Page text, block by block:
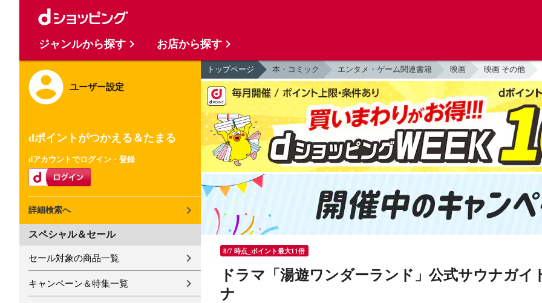
ユーザー設定
dポイントがつかえる＆たまる
dアカウントでログイン・登録
詳細検索へ
スペシャル＆セール
セール対象の商品一覧
キャンペーン＆特集一覧
トップページ 本・コミック エンタメ・ゲーム関連書籍 映画 映画 その他
8/7 時点_ポイント最大11倍
ドラマ「湯遊ワンダーランド」公式サウナガ
ナ
ジャンルから探す お店から探す